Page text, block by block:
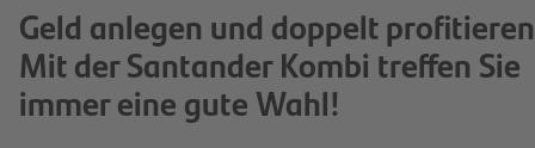
Geld anlegen und doppelt
Mit der Santander Kombi treffen Sie
immer eine gute Wahl!